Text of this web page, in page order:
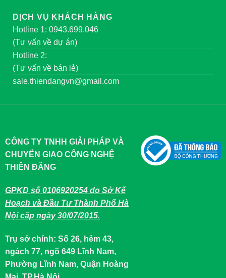
DỊCH VỤ KHÁCH HÀNG
Hotline 1: 0943.699.046
(Tư vấn về dự án)
Hotline 2:
(Tư vấn về bán lẻ)
sale.thiendangvn@gmail.com
CÔNG TY TNHH GIẢI PHÁP VÀ
CHUYỂN GIAO CÔNG NGHỆ
THIÊN ĐĂNG
GPKD số 0106920254 do Sở Kế
Hoạch và Đầu Tư Thành Phố Hà
Nội cấp ngày 30/07/2015.
Trụ sở chính: Số 26, hẻm 43,
ngách 77, ngõ 649 Lĩnh Nam,
Phường Lĩnh Nam, Quận Hoàng